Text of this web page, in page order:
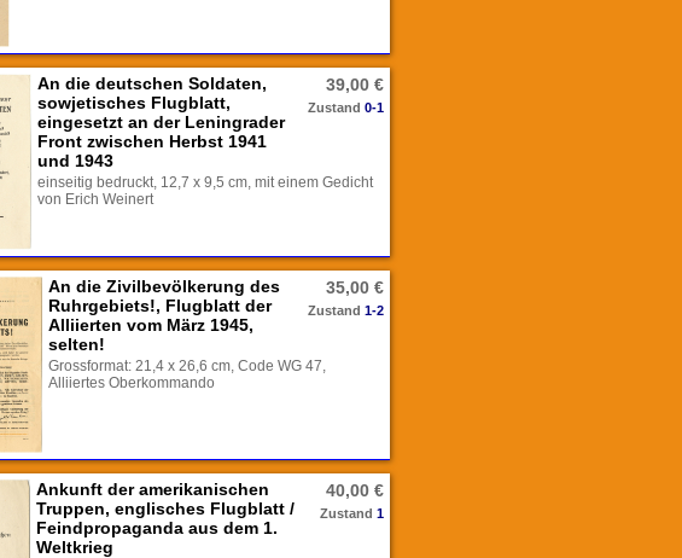
39,00 €
Zustand0-1
An die deutschen Soldaten,
sowjetisches Flugblatt,
eingesetzt an der Leningrader
Front zwischen Herbst 1941
und 1943
einseitig bedruckt, 12,7 x 9,5 cm, mit einem Gedicht
von Erich Weinert
35,00 €
Zustand1-2
An die Zivilbevölkerung des
Ruhrgebiets!, Flugblatt der
Alliierten vom März 1945,
selten!
Grossformat: 21,4 x 26,6 cm, Code WG 47,
Alliiertes Oberkommando
40,00 €
Zustand1
Ankunft der amerikanischen
Truppen, englisches Flugblatt /
Feindpropaganda aus dem 1.
Weltkrieg